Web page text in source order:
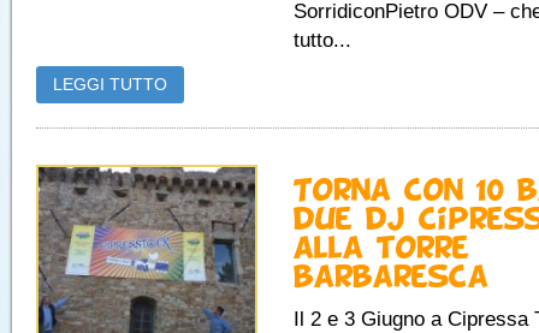
SorridiconPietro ODV –
tutto...
LEGGI TUTTO
Torna con 10
due dj
alla torre
barbaresca
Il 2 e 3 Giugno a Cipressa